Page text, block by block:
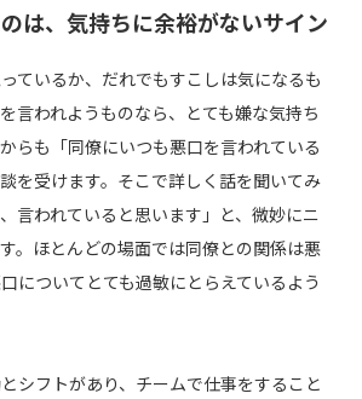
は、気持ちに余裕がないサイン
ているか、だれでもすこしは気になるも
言われようものなら、とても嫌な気持ち
らも「同僚にいつも悪口を言われている
を受けます。そこで詳しく話を聞いてみ
われていると思います」と、微妙にニ
。ほとんどの場面では同僚との関係は悪
についてとても過敏にとらえているよう
シフトがあり、チームで仕事をすること